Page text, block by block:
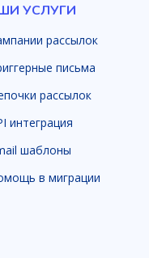
УСЛУГИ
рассылок
письма
рассылок
интеграция
шаблоны
в миграции